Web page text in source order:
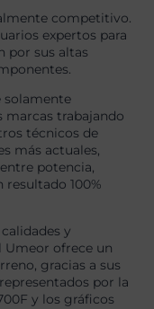
competitivo.
expertos para
por sus altas
solamente
trabajando
técnicos de
más actuales,
potencia,
100%
y
Umeor ofrece un
gracias a sus
por la
y los gráficos